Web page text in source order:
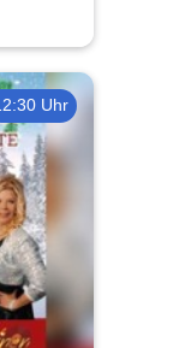
Uhr